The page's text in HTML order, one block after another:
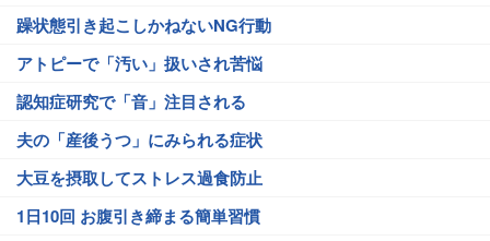
躁状態引き起こしかねないNG行動
アトピーで「汚い」扱いされ苦悩
認知症研究で「音」注目される
夫の「産後うつ」にみられる症状
大豆を摂取してストレス過食防止
1日10回 お腹引き締まる簡単習慣